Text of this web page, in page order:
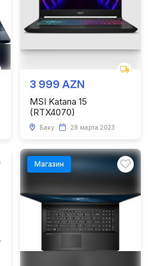
3 999 AZN
MSI Katana 15
(RTX4070)
Баку 28 марта 2023
Магазин